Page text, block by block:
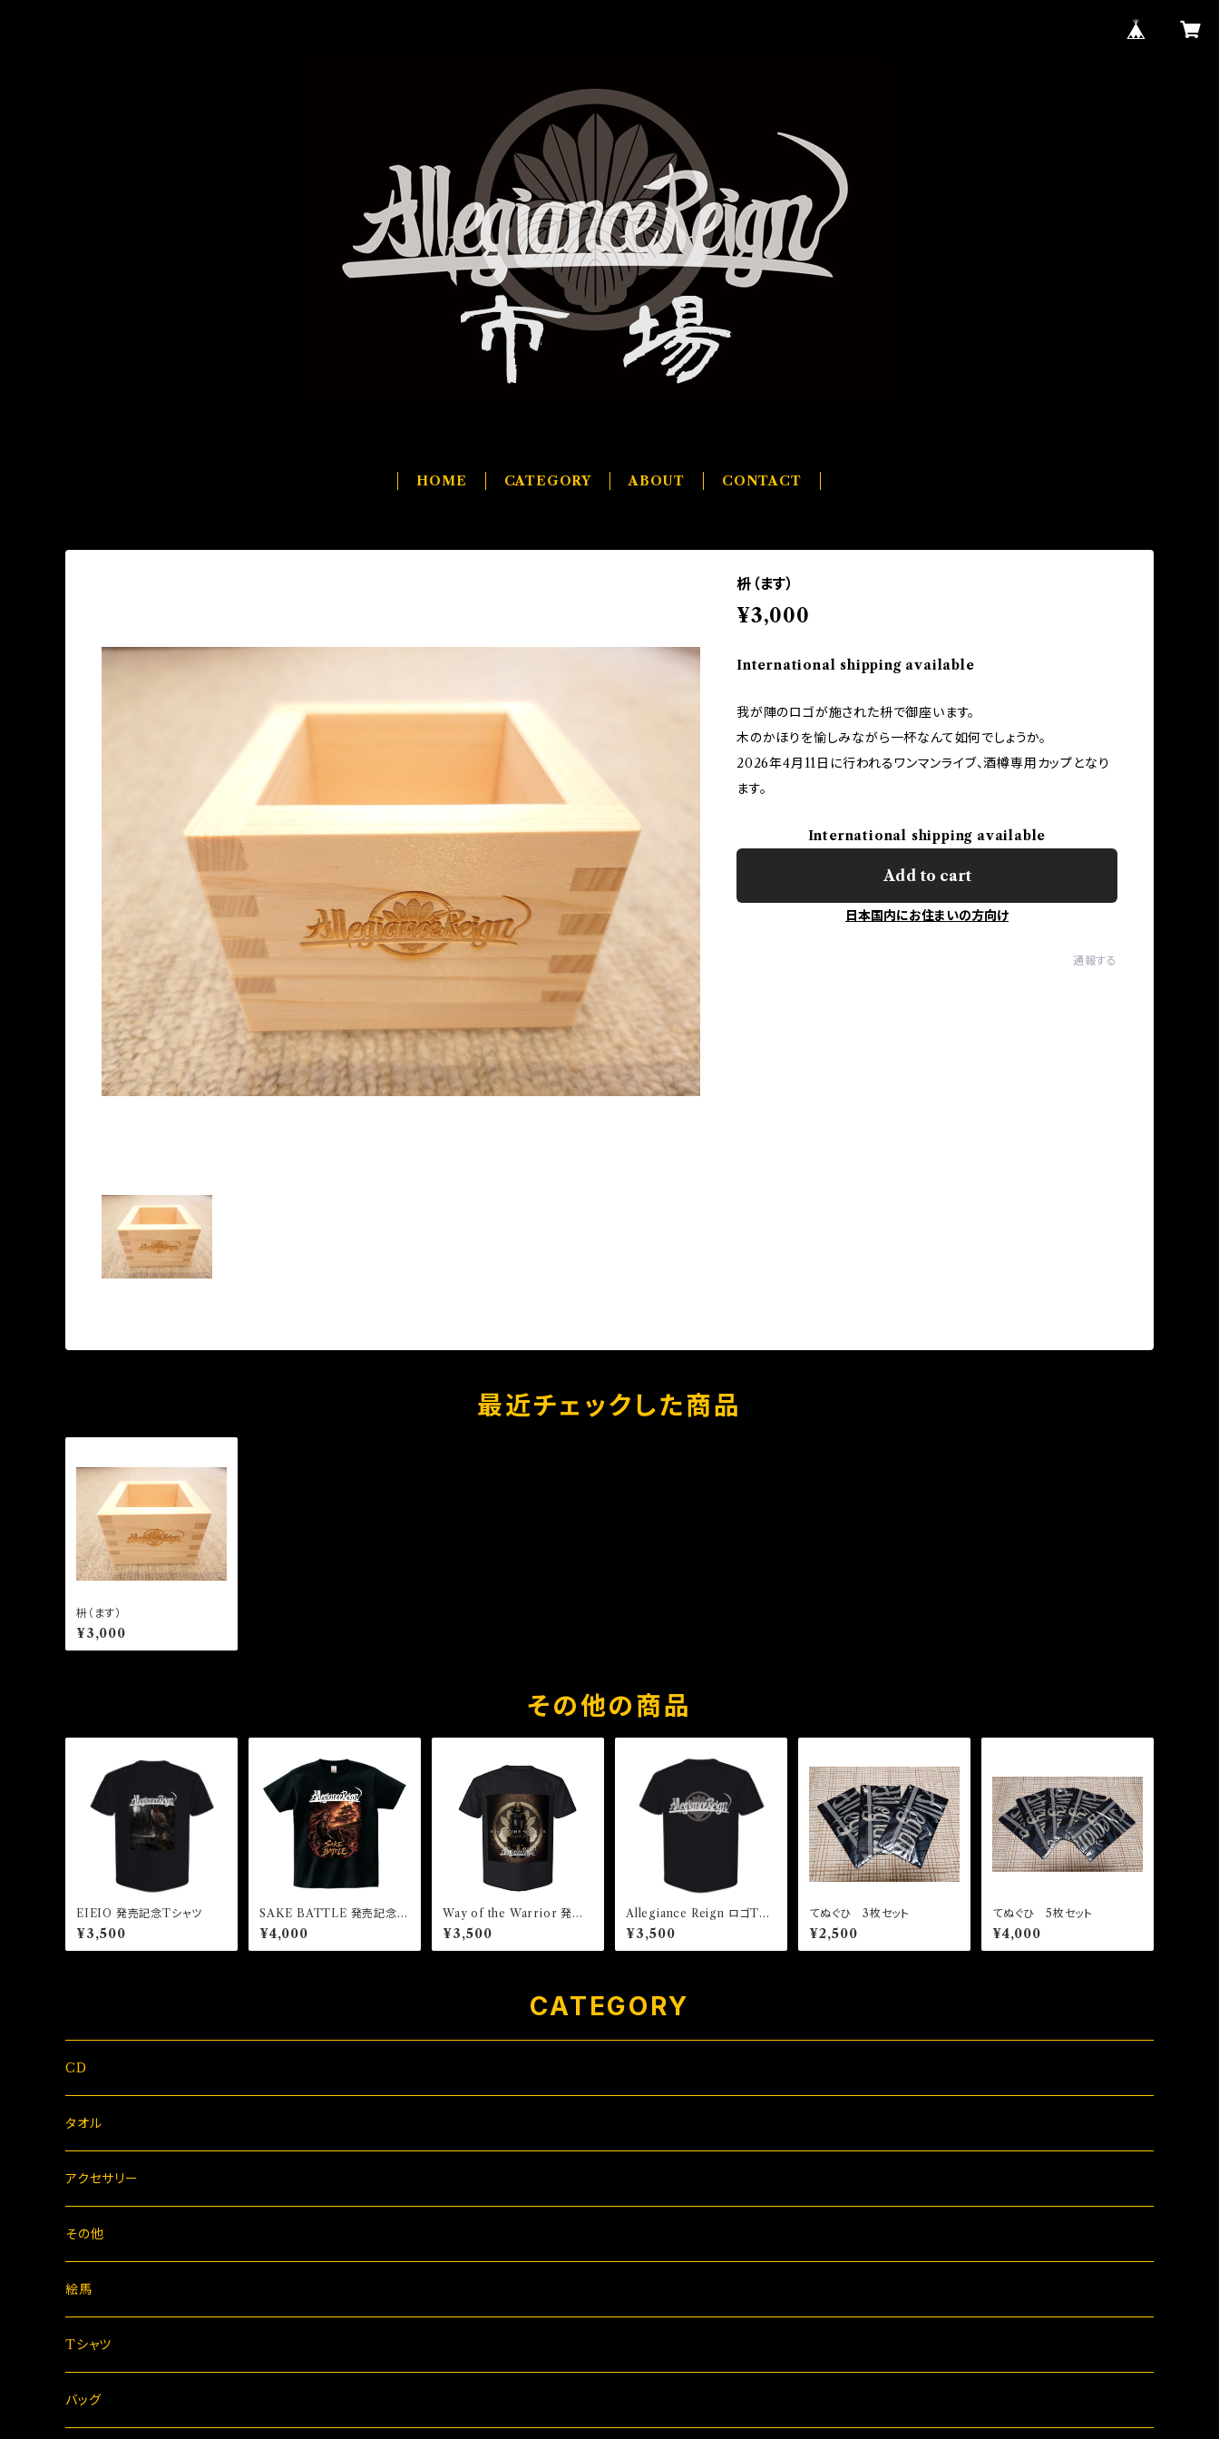
HOME CATEGORY ABOUT CONTACT
枡（ます）
¥3,000
International shipping available
我が陣のロゴが施された枡で御座います。
木のかほりを愉しみながら一杯なんて如何でしょうか。
2026年4月11日に行われるワンマンライブ、酒樽専用カップとなり
ます。
International shipping available
Add to cart
日本国内にお住まいの方向け
通報する
最近チェックした商品
枡（ます）
¥3,000
その他の商品
EIEIO 発売記念Tシャツ
¥3,500
SAKE BATTLE 発売記念T
シャツ
¥4,000
Way of the Warrior 発売
記念Tシャツ
¥3,500
Allegiance Reign ロゴTシ
ャツ
¥3,500
てぬぐひ 3枚セット
¥2,500
てぬぐひ 5枚セット
¥4,000
CATEGORY
CD
タオル
アクセサリー
その他
絵馬
Tシャツ
バッグ